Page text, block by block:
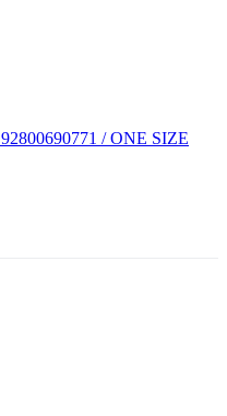
92800690771 / ONE SIZE